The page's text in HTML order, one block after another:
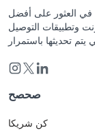
العثور على أفضل
وتطبيقات التوصيل
صحصح
كن شريكا